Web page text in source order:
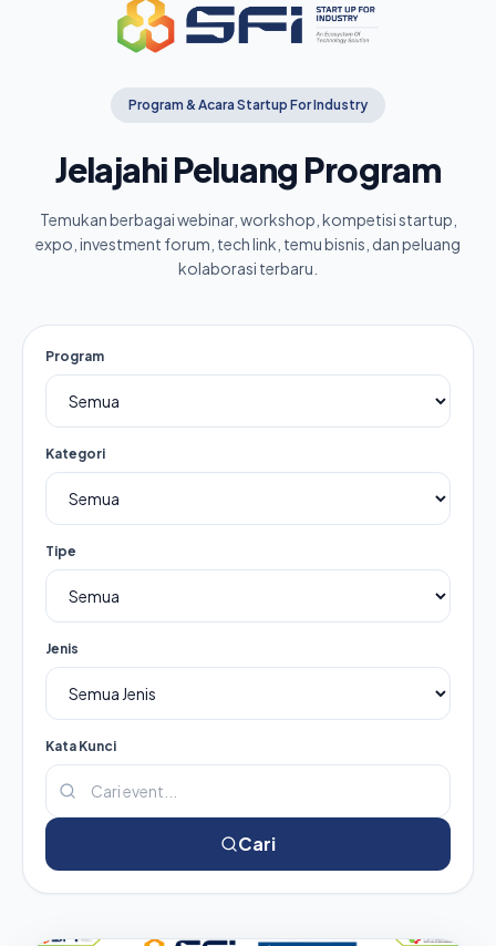
Program & Acara Startup For Industry
Jelajahi Peluang Program
Temukan berbagai webinar, workshop, kompetisi startup,
expo, investment forum, tech link, temu bisnis, dan peluang
kolaborasi terbaru.
Program
Kategori
Tipe
Jenis
Kata Kunci
Cari